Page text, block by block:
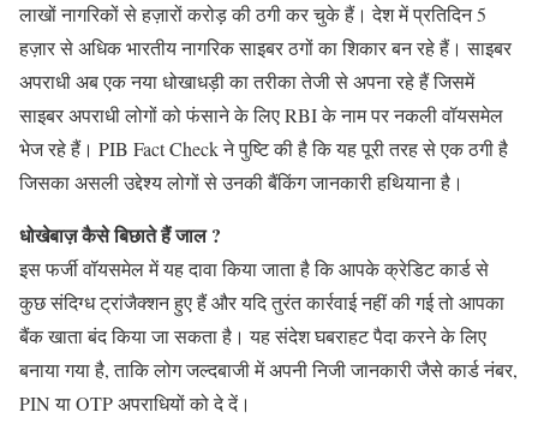
लाखों नागरिकों से हज़ारों करोड़ की ठगी कर चुके हैं। देश में प्रतिदिन 5
हज़ार से अधिक भारतीय नागरिक साइबर ठगों का शिकार बन रहे हैं। साइबर
अपराधी अब एक नया धोखाधड़ी का तरीका तेजी से अपना रहे हैं जिसमें
साइबर अपराधी लोगों को फंसाने के लिए RBI के नाम पर नकली वॉयसमेल
भेज रहे हैं। PIB Fact Check ने पुष्टि की है कि यह पूरी तरह से एक ठगी है
जिसका असली उद्देश्य लोगों से उनकी बैंकिंग जानकारी हथियाना है।
धोखेबाज़ कैसे बिछाते हैं जाल ?
इस फर्जी वॉयसमेल में यह दावा किया जाता है कि आपके क्रेडिट कार्ड से
कुछ संदिग्ध ट्रांजैक्शन हुए हैं और यदि तुरंत कार्रवाई नहीं की गई तो आपका
बैंक खाता बंद किया जा सकता है। यह संदेश घबराहट पैदा करने के लिए
बनाया गया है, ताकि लोग जल्दबाजी में अपनी निजी जानकारी जैसे कार्ड नंबर,
PIN या OTP अपराधियों को दे दें।